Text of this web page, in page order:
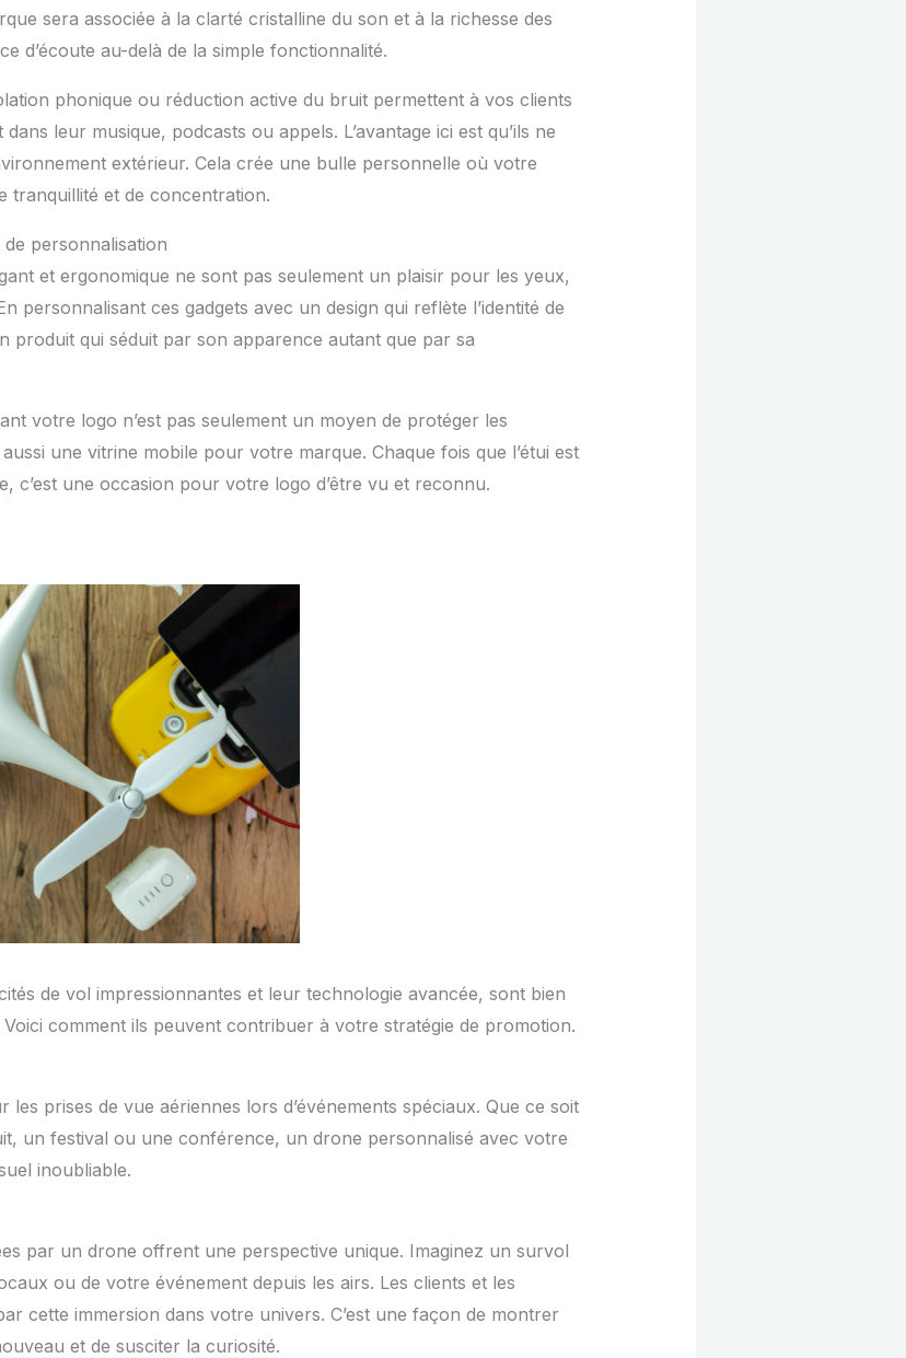
sera associée à la clarté cristalline du son et à la richesse des
d’écoute au-delà de la simple fonctionnalité.
phonique ou réduction active du bruit permettent à vos clients
leur musique, podcasts ou appels. L’avantage ici est qu’ils ne
extérieur. Cela crée une bulle personnelle où votre
tranquillité et de concentration.
personnalisation
et ergonomique ne sont pas seulement un plaisir pour les yeux,
personnalisant ces gadgets avec un design qui reflète l’identité de
produit qui séduit par son apparence autant que par sa
votre logo n’est pas seulement un moyen de protéger les
une vitrine mobile pour votre marque. Chaque fois que l’étui est
c’est une occasion pour votre logo d’être vu et reconnu.
de vol impressionnantes et leur technologie avancée, sont bien
Voici comment ils peuvent contribuer à votre stratégie de promotion.
prises de vue aériennes lors d’événements spéciaux. Que ce soit
un festival ou une conférence, un drone personnalisé avec votre
inoubliable.
par un drone offrent une perspective unique. Imaginez un survol
ou de votre événement depuis les airs. Les clients et les
cette immersion dans votre univers. C’est une façon de montrer
et de susciter la curiosité.